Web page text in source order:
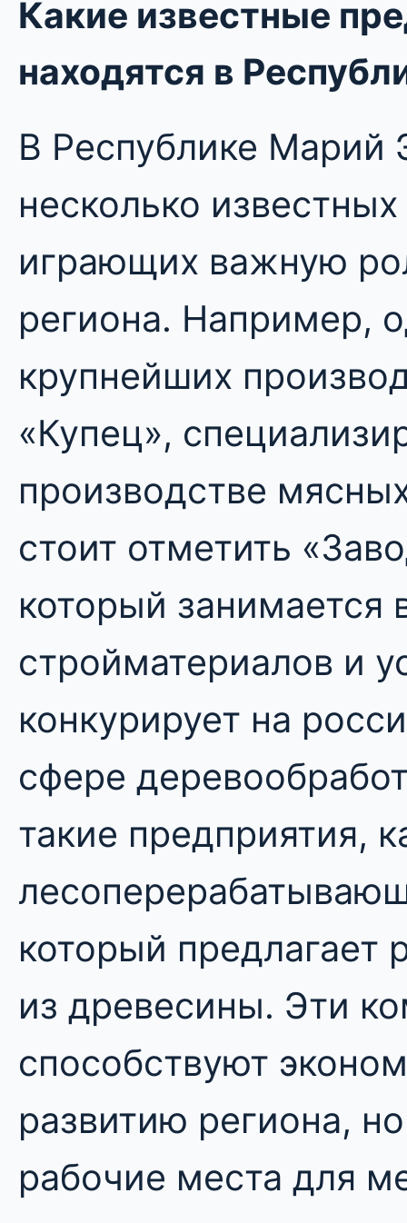
Какие известные
находятся в
В Республике Марий
несколько
играющих важную
региона. Например,
крупнейших
«Купец»,
производстве
стоит отметить
который занимается
стройматериалов и
конкурирует на
сфере
такие предприятия,
который предлагает
из древесины. Эти
способствуют
развитию региона,
рабочие места для